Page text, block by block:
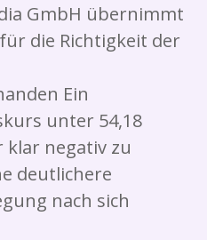
GmbH übernimmt
die Richtigkeit der
Ein
unter 54,18
klar negativ zu
deutlichere
nach sich